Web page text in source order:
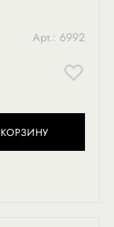
Арт.: 6992